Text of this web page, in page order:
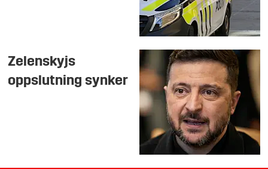
Zelenskyjs
oppslutning synker